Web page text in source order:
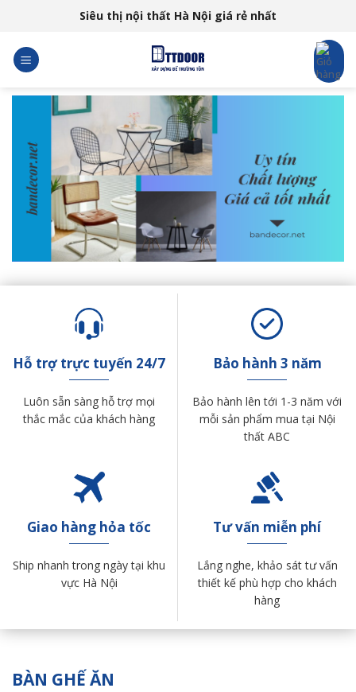
content
Siêu thị nội thất Hà Nội giá rẻ nhất
Hỗ trợ trực tuyến 24/7
Luôn sẵn sàng hỗ trợ mọi
thắc mắc của khách hàng
Bảo hành 3 năm
Bảo hành lên tới 1-3 năm với
mỗi sản phẩm mua tại Nội
thất ABC
Giao hàng hỏa tốc
Ship nhanh trong ngày tại khu
vực Hà Nội
Tư vấn miễn phí
Lắng nghe, khảo sát tư vấn
thiết kế phù hợp cho khách
hàng
BÀN GHẾ ĂN